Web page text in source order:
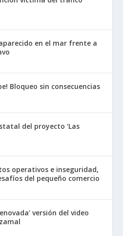
en el mar frente a
Bloqueo sin consecuencias
del proyecto ‘Las
operativos e inseguridad,
del pequeño comercio
versión del video